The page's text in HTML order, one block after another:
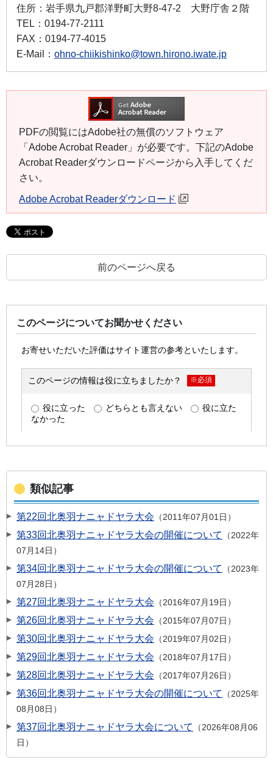
住所： 岩手県九戸郡洋野町大野8-47-2 大野庁舎２階
TEL： 0194-77-2111
FAX： 0194-77-4015
E-Mail： ohno-chiikishinko@town.hirono.iwate.jp
PDFの閲覧にはAdobe社の無償のソフトウェア
「Adobe Acrobat Reader」が必要です。下記のAdobe
Acrobat Readerダウンロードページから入手してくだ
さい。
Adobe Acrobat Readerダウンロード
前のページへ戻る
このページについてお聞かせください
類似記事
第22回北奥羽ナニャドヤラ大会 2011年07月01日
第33回北奥羽ナニャドヤラ大会の開催について
2022年
07月14日
第34回北奥羽ナニャドヤラ大会の開催について
2023年
07月28日
第27回北奥羽ナニャドヤラ大会 2016年07月19日
第26回北奥羽ナニャドヤラ大会 2015年07月07日
第30回北奥羽ナニャドヤラ大会 2019年07月02日
第29回北奥羽ナニャドヤラ大会 2018年07月17日
第28回北奥羽ナニャドヤラ大会 2017年07月26日
第36回北奥羽ナニャドヤラ大会の開催について
2025年
08月08日
第37回北奥羽ナニャドヤラ大会について
2026年08月06
日